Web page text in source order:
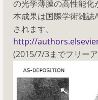
の光学薄膜の高性能化
本成果は国際学術雑
されます。
http://
(2015/7/3までフリー